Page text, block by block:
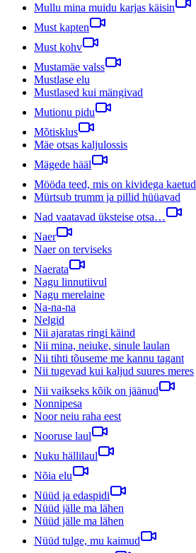
Mullu mina muidu karjas käisin
Must kapten
Must kohv
Mustamäe valss
Mustlase elu
Mustlased kui mängivad
Mutionu pidu
Mõtisklus
Mäe otsas kaljulossis
Mägede hääl
Mööda teed, mis on kividega kaetud
Mürtsub trumm ja pillid hüüavad
Nad vaatavad üksteise otsa…
Naer
Naer on terviseks
Naerata
Nagu linnutiivul
Nagu merelaine
Na-na-na
Nelgid
Nii ajaratas ringi käind
Nii mina, neiuke, sinule laulan
Nii tihti tõuseme me kannu tagant
Nii tugevad kui kaljud suures meres
Nii vaikseks kõik on jäänud
Nonnipesa
Noor neiu raha eest
Nooruse laul
Nuku hällilaul
Nõia elu
Nüüd ja edaspidi
Nüüd jälle ma lähen
Nüüd jälle ma lähen
Nüüd tulge, mu kaimud